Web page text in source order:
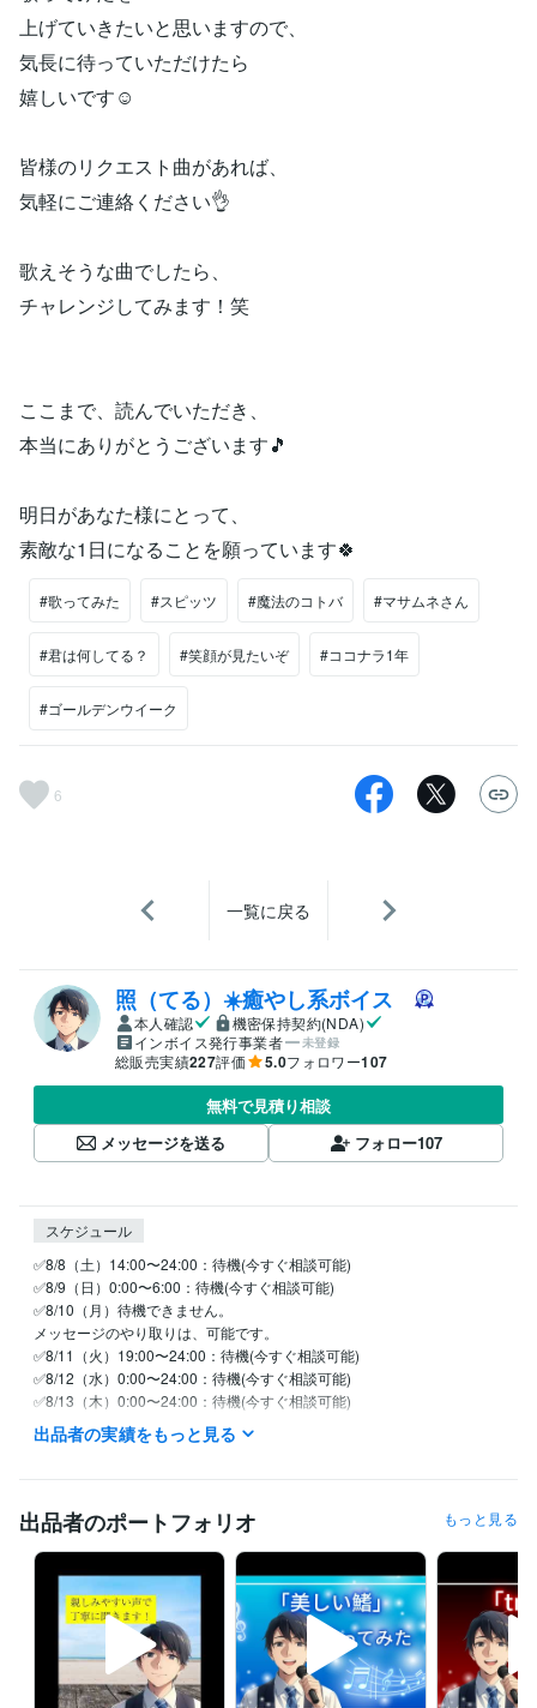
上げていきたいと思いますので、
気長に待っていただけたら
嬉しいです☺️
皆様のリクエスト曲があれば、
気軽にご連絡ください👌
歌えそうな曲でしたら、
チャレンジしてみます！笑
ここまで、読んでいただき、
本当にありがとうございます🎵
明日があなた様にとって、
素敵な1日になることを願っています🍀
#歌ってみた #スピッツ #魔法のコトバ #マサムネさん
#君は何してる？ #笑顔が見たいぞ #ココナラ1年
#ゴールデンウイーク
6
一覧に戻る
照（てる）☀️癒やし系ボイス
本人確認
機密保持契約(NDA)
インボイス発行事業者
未登録
総販売実績227評価 5.0フォロワー107
無料で見積り相談
メッセージを送る
フォロー107
スケジュール
✅8/8（土）14:00〜24:00：待機(今すぐ相談可能)
✅8/9（日）0:00〜6:00：待機(今すぐ相談可能)
✅8/10（月）待機できません。
メッセージのやり取りは、可能です。
✅8/11（火）19:00〜24:00：待機(今すぐ相談可能)
✅8/12（水）0:00〜24:00：待機(今すぐ相談可能)
✅8/13（木）0:00〜24:00：待機(今すぐ相談可能)
✅8/14（金）0:00〜7:00、19:00〜24:00：待機(今すぐ相談可能)
ご了承ください。
⭐【今すぐ相談可能】と【予約受付中】では、
すぐにお電話ができるかorできないかの
違いがあります。
【予約受付中】の場合は、
すぐにお電話が繋がりませんので、
ご注意ください。
出品者の実績をもっと見る
出品者のポートフォリオ もっと見る